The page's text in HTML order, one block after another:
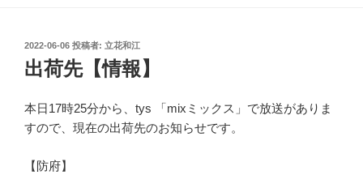
投
稿
日:
2022-06-06 投稿者: 立花和江
出荷先【情報】
本日17時25分から、tys 「mixミックス」で放送がありま
すので、現在の出荷先のお知らせです。
【防府】